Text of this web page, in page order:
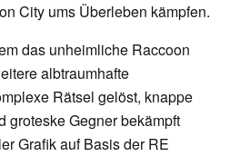
City ums Überleben kämpfen.
das unheimliche Raccoon
albtraumhafte
Rätsel gelöst, knappe
groteske Gegner bekämpft
Grafik auf Basis der RE